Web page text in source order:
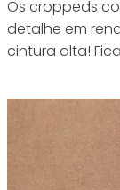
Os croppeds
detalhe em
cintura alta!